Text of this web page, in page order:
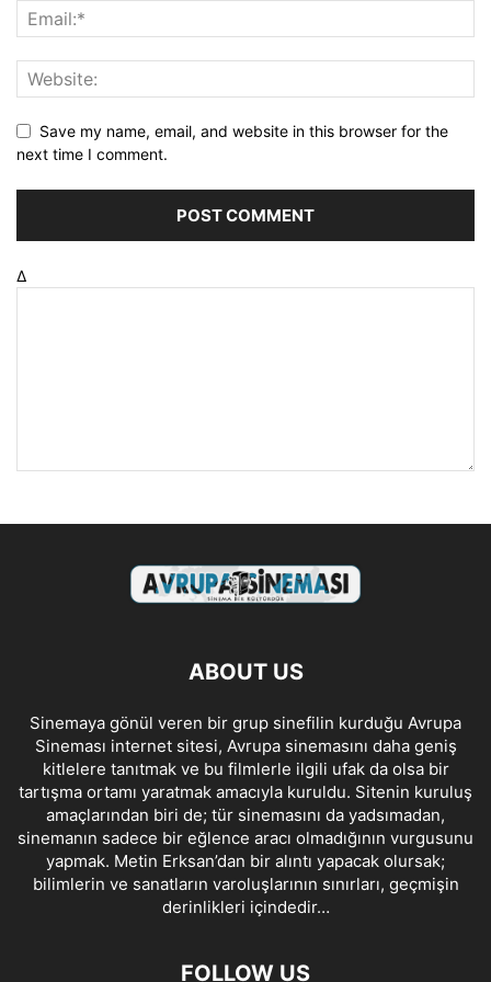
Save my name, email, and website in this browser for the
next time I comment.
Δ
ABOUT US
Sinemaya gönül veren bir grup sinefilin kurduğu Avrupa
Sineması internet sitesi, Avrupa sinemasını daha geniş
kitlelere tanıtmak ve bu filmlerle ilgili ufak da olsa bir
tartışma ortamı yaratmak amacıyla kuruldu. Sitenin kuruluş
amaçlarından biri de; tür sinemasını da yadsımadan,
sinemanın sadece bir eğlence aracı olmadığının vurgusunu
yapmak. Metin Erksan’dan bir alıntı yapacak olursak;
bilimlerin ve sanatların varoluşlarının sınırları, geçmişin
derinlikleri içindedir…
FOLLOW US